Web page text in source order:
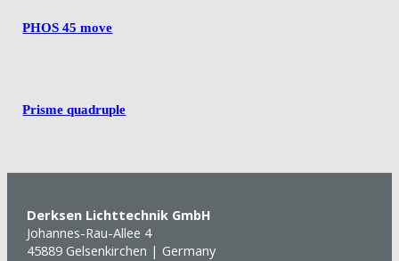
PHOS 45 move
Prisme quadruple
Derksen Lichttechnik GmbH
Johannes-Rau-Allee 4
45889 Gelsenkirchen | Germany